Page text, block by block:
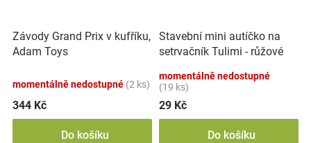
Závody Grand Prix v kufříku,
Adam Toys
momentálně nedostupné (2 ks)
344 Kč
Do košíku
Stavební mini autíčko na
setrvačník Tulimi - růžové
momentálně nedostupné
(19 ks)
29 Kč
Do košíku